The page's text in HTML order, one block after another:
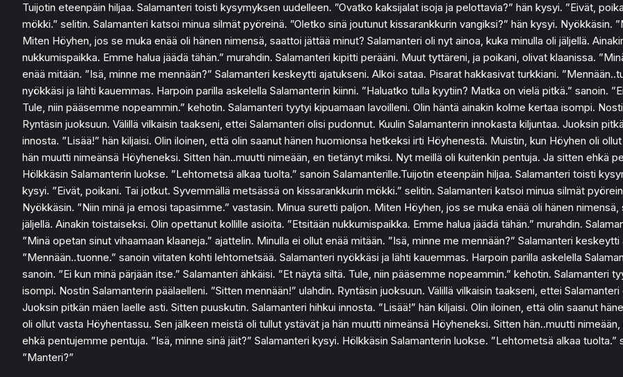
Tuijotin eteenpäin hiljaa. Salamanteri toisti kysymyksen uudelleen. ”Ovatko kaksijalat isoja ja pelottavia?” hän kysyi. ”Eivät,
mökki.” selitin. Salamanteri katsoi minua silmät pyöreinä. ”Oletko sinä joutunut kissarankkurin vangiksi?” hän kysyi. Nyökkäsin.
Miten Höyhen, jos se muka enää oli hänen nimensä, saattoi jättää minut? Salamanteri oli nyt ainoa, kuka minulla oli jäljellä.
nukkumispaikka. Emme halua jäädä tähän.” murahdin. Salamanteri kipitti perääni. Muut tyttäreni, ja poikani, olivat klaanissa.
enää mitään. ”Isä, minne me mennään?” Salamanteri keskeytti ajatukseni. Alkoi sataa. Pisarat hakkasivat turkkiani.
nyökkäsi ja lähti kauemmas. Harpoin parilla askelella Salamanterin kiinni. ”Haluatko tulla kyytiin? Matka on vielä pitkä.” sanoin.
Tule, niin pääsemme nopeammin.” kehotin. Salamanteri tyytyi kipuamaan lavoilleni. Olin häntä ainakin kolme kertaa isompi.
Ryntäsin juoksuun. Välillä vilkaisin taakseni, ettei Salamanteri olisi pudonnut. Kuulin Salamanterin innokasta kiljuntaa. Juoksin
innosta. ”Lisää!” hän kiljaisi. Olin iloinen, että olin saanut hänen huomionsa hetkeksi irti Höyhenestä. Muistin, kun Höyhen oli
hän muutti nimeänsä Höyheneksi. Sitten hän..muutti nimeään, en tietänyt miksi. Nyt meillä oli kuitenkin pentuja. Ja sitten ehkä
Hölkkäsin Salamanterin luokse. ”Lehtometsä alkaa tuolta.” sanoin Salamanterille.Tuijotin eteenpäin hiljaa. Salamanteri toisti
kysyi. ”Eivät, poikani. Tai jotkut. Syvemmällä metsässä on kissarankkurin mökki.” selitin. Salamanteri katsoi minua silmät
Nyökkäsin. ”Niin minä ja emosi tapasimme.” vastasin. Minua suretti paljon. Miten Höyhen, jos se muka enää oli hänen
jäljellä. Ainakin toistaiseksi. Olin opettanut kollille asioita. ”Etsitään nukkumispaikka. Emme halua jäädä tähän.” murahdin.
”Minä opetan sinut vihaamaan klaaneja.” ajattelin. Minulla ei ollut enää mitään. ”Isä, minne me mennään?” Salamanteri
”Mennään..tuonne.” sanoin viitaten kohti lehtometsää. Salamanteri nyökkäsi ja lähti kauemmas. Harpoin parilla askelella
sanoin. ”Ei kun minä pärjään itse.” Salamanteri ähkäisi. ”Et näytä siltä. Tule, niin pääsemme nopeammin.” kehotin. Salamanteri
isompi. Nostin Salamanterin päälaelleni. ”Sitten mennään!” ulahdin. Ryntäsin juoksuun. Välillä vilkaisin taakseni, ettei
Juoksin pitkän mäen laelle asti. Sitten puuskutin. Salamanteri hihkui innosta. ”Lisää!” hän kiljaisi. Olin iloinen, että olin saanut
oli ollut vasta Höyhentassu. Sen jälkeen meistä oli tullut ystävät ja hän muutti nimeänsä Höyheneksi. Sitten hän..muutti
ehkä pentujemme pentuja. ”Isä, minne sinä jäit?” Salamanteri kysyi. Hölkkäsin Salamanterin luokse. ”Lehtometsä alkaa tuolta.”
”Manteri?”